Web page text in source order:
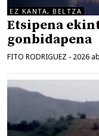
EZ KANTA, BELTZA
Etsipena
gonbidapena
FITO RODRIGUEZ - 2026